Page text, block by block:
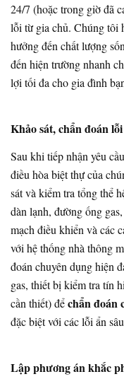
24/7 (hoặc trong giờ đã
lỗi từ gia chủ. Chúng tôi
hưởng đến chất lượng
đến hiện trường nhanh
lợi tối đa cho gia đình
Khảo sát, chẩn đoán
Sau khi tiếp nhận yêu
điều hòa biệt thự của
sát và kiểm tra tổng thể
dàn lạnh, đường ống
mạch điều khiển và các
với hệ thống nhà thông
đoán chuyên dụng hiện
gas, thiết bị kiểm tra tín
cần thiết) đểchẩn đoán
đặc biệt với các lỗi ẩn
Lập phương án khắc